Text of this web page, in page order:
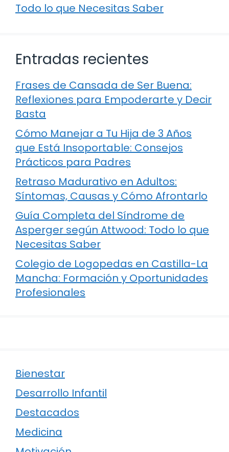
Todo lo que Necesitas Saber
Entradas recientes
Frases de Cansada de Ser Buena:
Reflexiones para Empoderarte y Decir
Basta
Cómo Manejar a Tu Hija de 3 Años
que Está Insoportable: Consejos
Prácticos para Padres
Retraso Madurativo en Adultos:
Síntomas, Causas y Cómo Afrontarlo
Guía Completa del Síndrome de
Asperger según Attwood: Todo lo que
Necesitas Saber
Colegio de Logopedas en Castilla-La
Mancha: Formación y Oportunidades
Profesionales
Bienestar
Desarrollo Infantil
Destacados
Medicina